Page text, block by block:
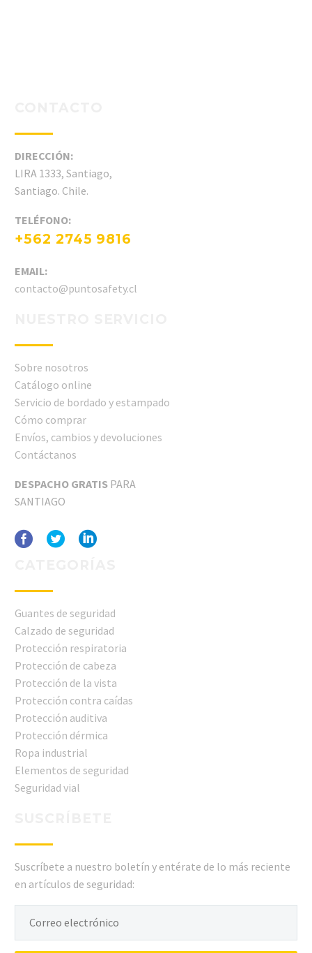
DIRECCIÓN:
LIRA 1333, Santiago,
Santiago. Chile.
TELÉFONO:
+562 2745 9816
EMAIL:
contacto@puntosafety.cl
Sobre nosotros
Catálogo online
Servicio de bordado y estampado
Cómo comprar
Envíos, cambios y devoluciones
Contáctanos
DESPACHO GRATIS PARA
SANTIAGO
Guantes de seguridad
Calzado de seguridad
Protección respiratoria
Protección de cabeza
Protección de la vista
Protección contra caídas
Protección auditiva
Protección dérmica
Ropa industrial
Elementos de seguridad
Seguridad vial
Suscríbete a nuestro boletín y entérate de lo más reciente
en artículos de seguridad: